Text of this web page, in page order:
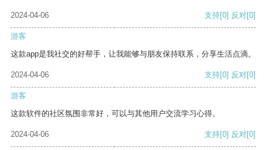
2024-04-06 支持[0] 反对[0]
游客
这款app是我社交的好帮手，让我能够与朋友保持联系，分享生活点滴。
2024-04-06 支持[0] 反对[0]
游客
这款软件的社区氛围非常好，可以与其他用户交流学习心得。
2024-04-06 支持[0] 反对[0]